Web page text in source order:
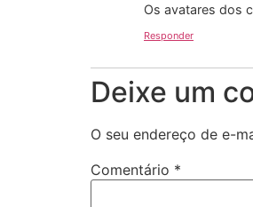
Os avatares dos
Responder
Deixe um
O seu endereço de e-
Comentário *